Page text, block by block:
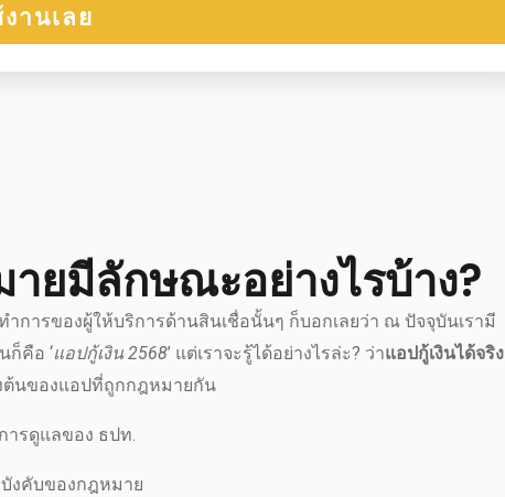
านเลย
ยมีลักษณะอย่างไรบ้าง?
การของผู้ให้บริการด้านสินเชื่อนั้นๆ ก็บอกเลยว่า ณ ปัจจุบันเรามี
ก็คือ ‘แอปกู้เงิน 2568’ แต่เราจะรู้ได้อย่างไรล่ะ? ว่าแอปกู้เงินได้จริง
ต้นของแอปที่ถูกกฎหมายกัน
ารดูแลของ ธปท.
งคับของกฎหมาย